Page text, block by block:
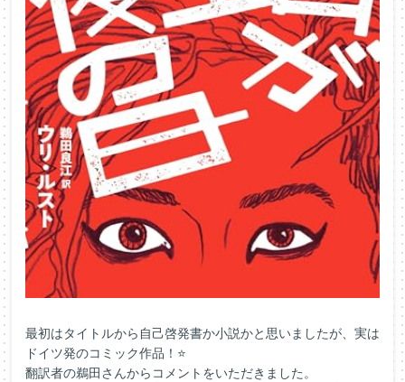
最初はタイトルから自己啓発書か小説かと思いましたが、実は
ドイツ発のコミック作品！⭐
翻訳者の鵜田さんからコメントをいただきました。